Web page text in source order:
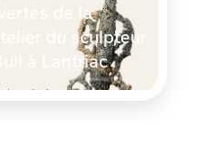
de la
du sculpteur
à Lantriac